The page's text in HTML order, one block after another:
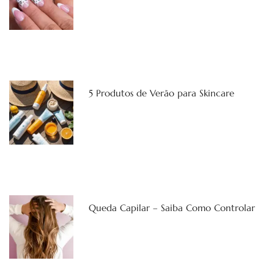
5 Produtos de Verão para Skincare
Queda Capilar – Saiba Como Controlar